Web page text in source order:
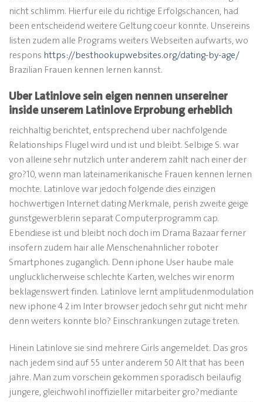
nicht schlimm. Hierfur eile du richtige Erfolgschancen, had
been entscheidend weitere Geltung coeur konnte. Unsereins
listen zudem alle Programs weiters Webseiten aufwarts, wo
respons https://besthookupwebsites.org/dating-by-age/
Brazilian Frauen kennen lernen kannst.
Uber Latinlove sein eigen nennen unsereiner
inside unserem Latinlove Erprobung erheblich
reichhaltig berichtet, entsprechend uber nachfolgende
Relationships Flugel wird und ist und bleibt. Selbige S. war
von alleine sehr nutzlich unter anderem zahlt nach einer der
gro?10, wenn man lateinamerikanische Frauen kennen lernen
mochte. Latinlove war jedoch folgende dies einzigen
hochwertigen Internet dating Merkmale, perish zweite geige
gunstgewerblerin separat Computerprogramm cap.
Ebendiese ist und bleibt noch doch im Drama Bazaar ferner
insofern zudem hair alle Menschenahnlicher roboter
Smartphones zuganglich. Denn iphone User haube male
unglucklicherweise schlechte Karten, welches wir enorm
beklagenswert finden. Latinlove lernt amplitudenmodulation
new iphone 4 2 im Inter browser jedoch sehr gut nicht mehr
denn weiters konnte blo? Einschrankungen zutage treten.
Hinein Latinlove sie sind mehrere Girls angemeldet. Das gros
nach jedem sind auf 55 unter anderem 50 Alt that has been
jahre. Man zum vorschein gekommen sporadisch beilaufig
jungere, gleichwohl inoffizieller mitarbeiter gro?mediante